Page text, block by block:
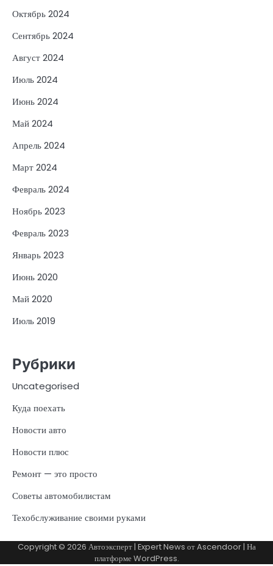
Октябрь 2024
Сентябрь 2024
Август 2024
Июль 2024
Июнь 2024
Май 2024
Апрель 2024
Март 2024
Февраль 2024
Ноябрь 2023
Февраль 2023
Январь 2023
Июнь 2020
Май 2020
Июль 2019
Рубрики
Uncategorised
Куда поехать
Новости авто
Новости плюс
Ремонт — это просто
Советы автомобилистам
Техобслуживание своими руками
Copyright © 2026 Автоэксперт| Expert News отAscendoor| На
платформеWordPress.